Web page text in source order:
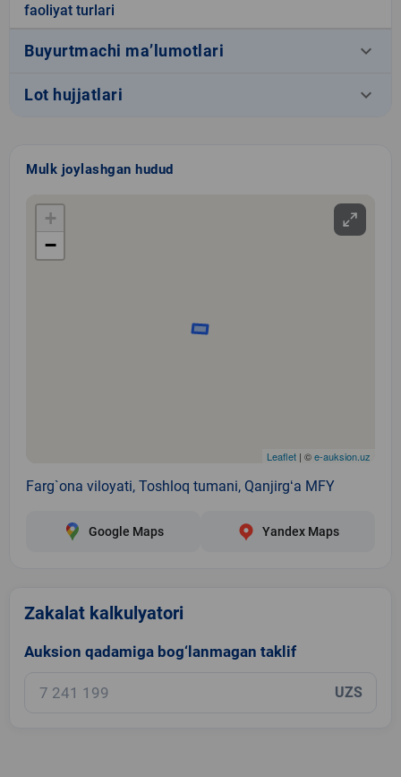
faoliyat turlari
Buyurtmachi ma’lumotlari keyboard_arrow_down
Lot hujjatlari keyboard_arrow_down
Mulk joylashgan hudud
+
−
Leaflet | ©e-auksion.uz
Farg`ona viloyati, Toshloq tumani, Qanjirgʻa MFY
Google Maps Yandex Maps
Zakalat kalkulyatori
Auksion qadamiga bog‘lanmagan taklif
UZS